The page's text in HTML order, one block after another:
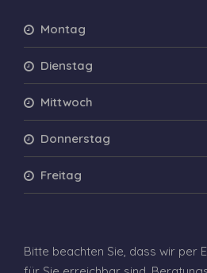
Montag
Dienstag
Mittwoch
Donnerstag
Freitag
Bitte beachten Sie, dass wir per